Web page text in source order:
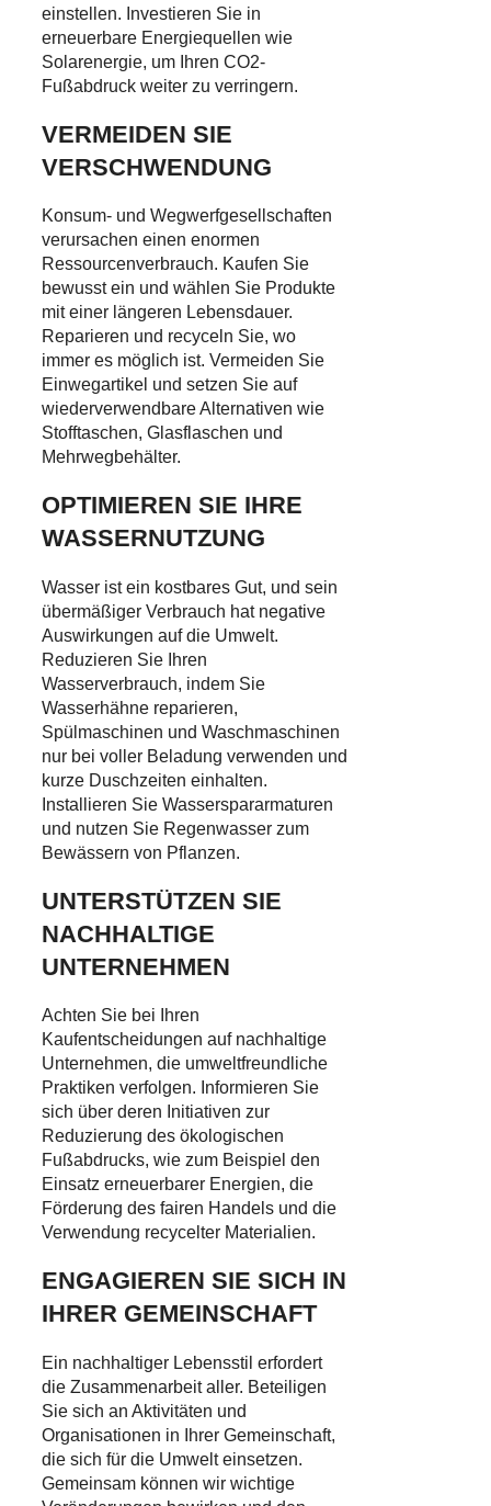
einstellen. Investieren Sie in
erneuerbare Energiequellen wie
Solarenergie, um Ihren CO2-
Fußabdruck weiter zu verringern.
VERMEIDEN SIE
VERSCHWENDUNG
Konsum- und Wegwerfgesellschaften
verursachen einen enormen
Ressourcenverbrauch. Kaufen Sie
bewusst ein und wählen Sie Produkte
mit einer längeren Lebensdauer.
Reparieren und recyceln Sie, wo
immer es möglich ist. Vermeiden Sie
Einwegartikel und setzen Sie auf
wiederverwendbare Alternativen wie
Stofftaschen, Glasflaschen und
Mehrwegbehälter.
OPTIMIEREN SIE IHRE
WASSERNUTZUNG
Wasser ist ein kostbares Gut, und sein
übermäßiger Verbrauch hat negative
Auswirkungen auf die Umwelt.
Reduzieren Sie Ihren
Wasserverbrauch, indem Sie
Wasserhähne reparieren,
Spülmaschinen und Waschmaschinen
nur bei voller Beladung verwenden und
kurze Duschzeiten einhalten.
Installieren Sie Wasserspararmaturen
und nutzen Sie Regenwasser zum
Bewässern von Pflanzen.
UNTERSTÜTZEN SIE
NACHHALTIGE
UNTERNEHMEN
Achten Sie bei Ihren
Kaufentscheidungen auf nachhaltige
Unternehmen, die umweltfreundliche
Praktiken verfolgen. Informieren Sie
sich über deren Initiativen zur
Reduzierung des ökologischen
Fußabdrucks, wie zum Beispiel den
Einsatz erneuerbarer Energien, die
Förderung des fairen Handels und die
Verwendung recycelter Materialien.
ENGAGIEREN SIE SICH IN
IHRER GEMEINSCHAFT
Ein nachhaltiger Lebensstil erfordert
die Zusammenarbeit aller. Beteiligen
Sie sich an Aktivitäten und
Organisationen in Ihrer Gemeinschaft,
die sich für die Umwelt einsetzen.
Gemeinsam können wir wichtige